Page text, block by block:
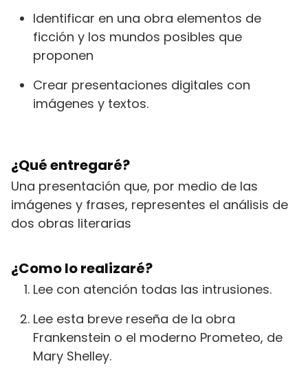
Identificar en una obra elementos de
ficción y los mundos posibles que
proponen
Crear presentaciones digitales con
imágenes y textos.
¿Qué entregaré?
Una presentación que, por medio de las
imágenes y frases, representes el análisis de
dos obras literarias
¿Como lo realizaré?
Lee con atención todas las intrusiones.
Lee esta breve reseña de la obra
Frankenstein o el moderno Prometeo, de
Mary Shelley.